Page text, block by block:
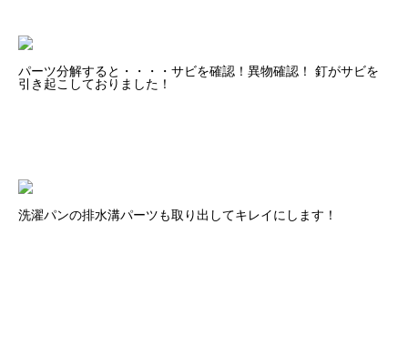
パーツ分解すると・・・・サビを確認！異物確認！ 釘がサビを
引き起こしておりました！
洗濯パンの排水溝パーツも取り出してキレイにします！